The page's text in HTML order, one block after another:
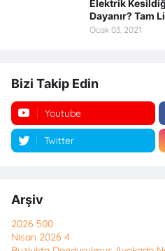
Elektrik
Dayanır? Tam
Ocak 03, 2021
Bizi Takip Edin
Youtube
Twitter
Arşiv
2026 500
Nisan 2026 4